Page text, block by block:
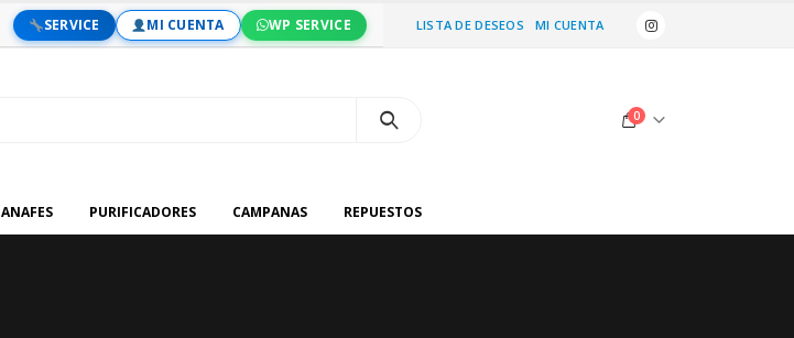
SERVICE MI CUENTA WP SERVICE LISTA DE DESEOS MI CUENTA
0
ANAFES PURIFICADORES CAMPANAS REPUESTOS